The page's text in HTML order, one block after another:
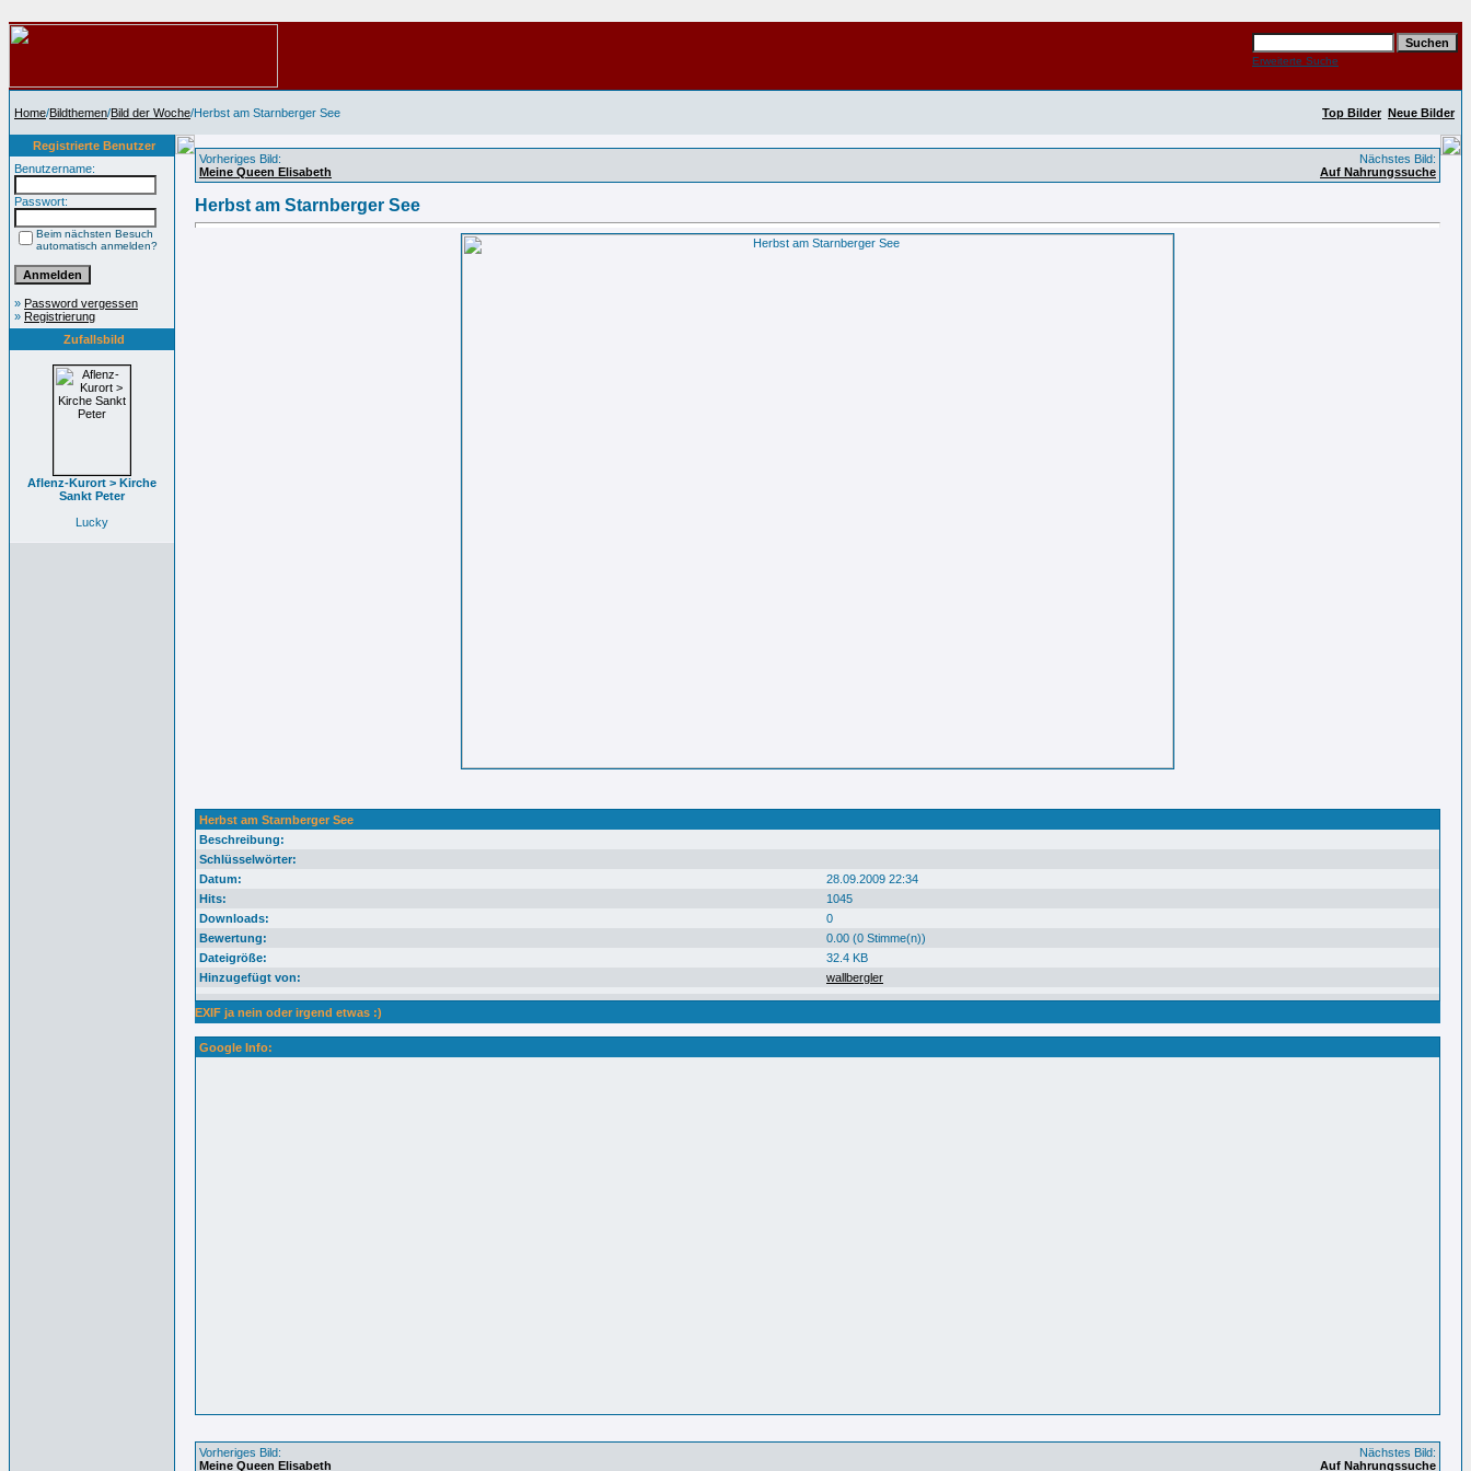
Erweiterte Suche
Home/Bildthemen/Bild der Woche/Herbst am Starnberger See Top Bilder Neue Bilder
Registrierte Benutzer
Benutzername:
Passwort:
Beim nächsten Besuch
automatisch anmelden?
» Password vergessen
» Registrierung
Zufallsbild
Aflenz-Kurort > Kirche
Sankt Peter
Lucky
Vorheriges Bild:
Meine Queen Elisabeth
Nächstes Bild:
Auf Nahrungssuche
Herbst am Starnberger See
Herbst am Starnberger See
Beschreibung:
Schlüsselwörter:
Datum:
28.09.2009 22:34
Hits:
1045
Downloads:
0
Bewertung:
0.00 (0 Stimme(n))
Dateigröße:
32.4 KB
Hinzugefügt von:
wallbergler
EXIF ja nein oder irgend etwas :)
Google Info:
Vorheriges Bild:
Meine Queen Elisabeth
Nächstes Bild:
Auf Nahrungssuche